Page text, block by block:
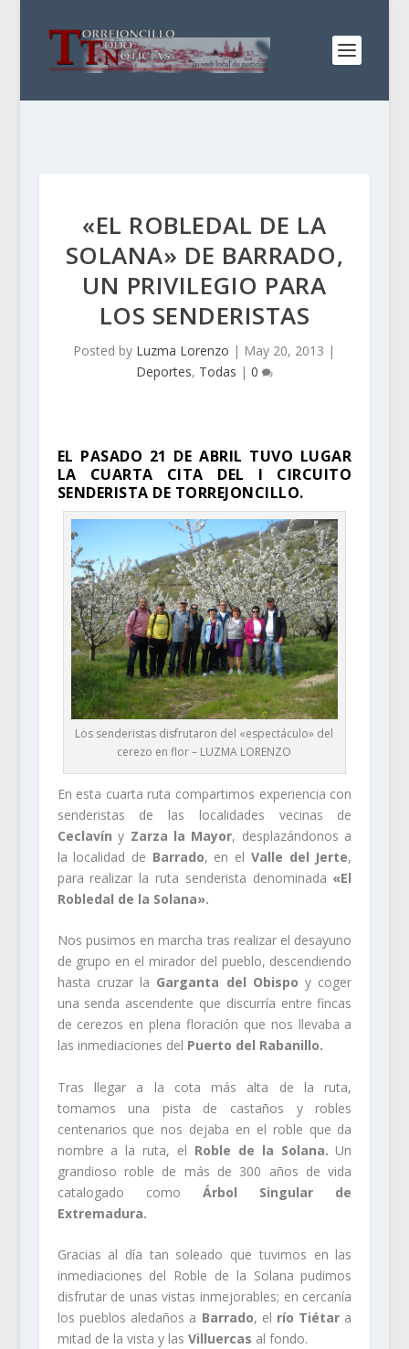
«EL ROBLEDAL DE LA
SOLANA» DE BARRADO,
UN PRIVILEGIO PARA
LOS SENDERISTAS
Posted by Luzma Lorenzo | May 20, 2013 |
Deportes, Todas | 0
EL PASADO 21 DE ABRIL TUVO LUGAR
LA CUARTA CITA DEL I CIRCUITO
SENDERISTA DE TORREJONCILLO.
Los senderistas disfrutaron del «espectáculo» del
cerezo en flor – LUZMA LORENZO
En esta cuarta ruta compartimos experiencia con
senderistas de las localidades vecinas de
Ceclavín y Zarza la Mayor, desplazándonos a
la localidad de Barrado, en el Valle del Jerte,
para realizar la ruta senderista denominada «El
Robledal de la Solana».
Nos pusimos en marcha tras realizar el desayuno
de grupo en el mirador del pueblo, descendiendo
hasta cruzar la Garganta del Obispo y coger
una senda ascendente que discurría entre fincas
de cerezos en plena floración que nos llevaba a
las inmediaciones del Puerto del Rabanillo.
Tras llegar a la cota más alta de la ruta,
tomamos una pista de castaños y robles
centenarios que nos dejaba en el roble que da
nombre a la ruta, el Roble de la Solana. Un
grandioso roble de más de 300 años de vida
catalogado como Árbol Singular de
Extremadura.
Gracias al día tan soleado que tuvimos en las
inmediaciones del Roble de la Solana pudimos
disfrutar de unas vistas inmejorables; en cercanía
los pueblos aledaños a Barrado, el río Tiétar a
mitad de la vista y las Villuercas al fondo.